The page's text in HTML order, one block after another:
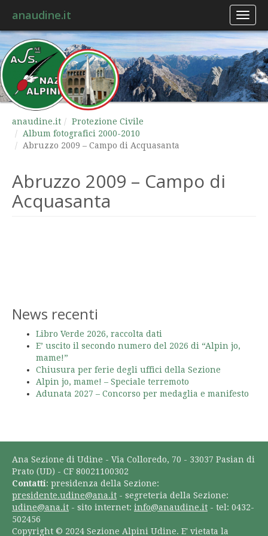
anaudine.it
anaudine.it
Protezione Civile
Album fotografici 2000-2010
Abruzzo 2009 – Campo di Acquasanta
Abruzzo 2009 – Campo di
Acquasanta
News recenti
Libro Verde 2026, raccolta dati
E’ uscito il secondo numero del 2026 di “Alpin jo,
mame!”
Chiusura per ferie degli uffici della Sezione
Alpin jo, mame! – Speciale terremoto
Adunata 2027 – Concorso per medaglia e manifesto
Ana Sezione di Udine - Via Colloredo, 70 - 33037 Pasian di
Prato (UD) - CF 80021100302
Contatti: presidenza della Sezione:
presidente.udine@ana.it - segreteria della Sezione:
udine@ana.it - sito internet: info@anaudine.it - tel: 0432-
502456
Copyright © 2024 Sezione Alpini Udine. E' vietata la